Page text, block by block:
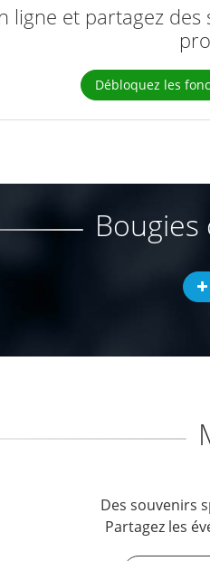
ligne et partagez
Débloquez les
Des souvenirs
Partagez les